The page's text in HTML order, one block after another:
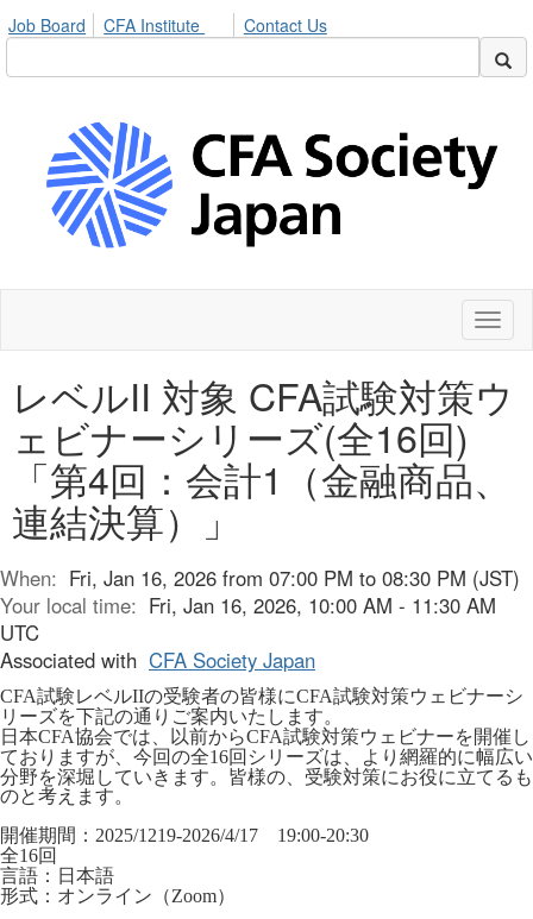
Job Board CFA Institute Contact Us
レベルII 対象 CFA試験対策ウ
ェビナーシリーズ(全16回)
「第4回：会計1（金融商品、
連結決算）」
When: Fri, Jan 16, 2026 from 07:00 PM to 08:30 PM (JST)
Your local time: Fri, Jan 16, 2026, 10:00 AM - 11:30 AM
UTC
Associated with CFA Society Japan
CFA試験レベルIIの受験者の皆様にCFA試験対策ウェビナーシ
リーズを下記の通りご案内いたします。
日本CFA協会では、以前からCFA試験対策ウェビナーを開催し
ておりますが、今回の全16回シリーズは、より網羅的に幅広い
分野を深堀していきます。皆様の、受験対策にお役に立てるも
のと考えます。
開催期間： 2025/1219-2026/4/17 19:00-20:30
全16回
言語：日本語
形式：オンライン（Zoom）